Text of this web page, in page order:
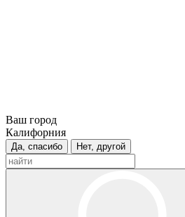
Ваш город
Калифорния
Да, спасибо Нет, другой